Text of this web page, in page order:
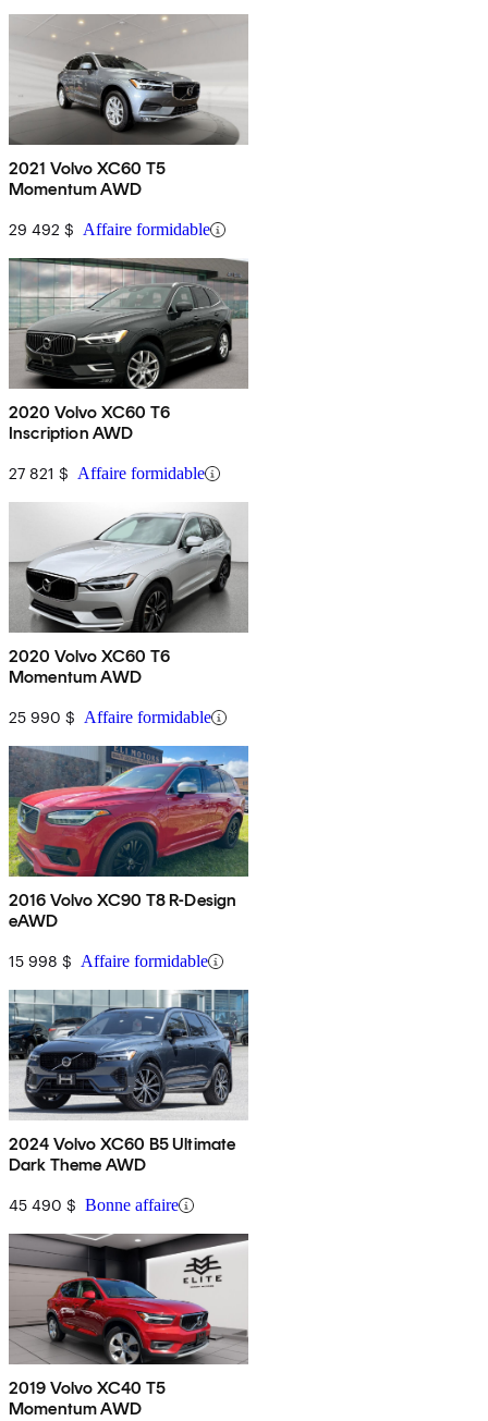
2021 Volvo XC60 T5
Momentum AWD
29 492 $ Affaire formidable
2020 Volvo XC60 T6
Inscription AWD
27 821 $ Affaire formidable
2020 Volvo XC60 T6
Momentum AWD
25 990 $ Affaire formidable
2016 Volvo XC90 T8 R-Design
eAWD
15 998 $ Affaire formidable
2024 Volvo XC60 B5 Ultimate
Dark Theme AWD
45 490 $ Bonne affaire
2019 Volvo XC40 T5
Momentum AWD